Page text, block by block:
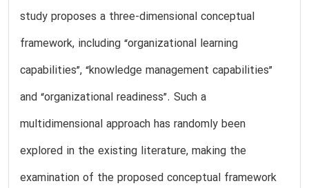
study proposes a three-dimensional conceptual
framework, including “organizational learning
capabilities”, “knowledge management capabilities”
and “organizational readiness”. Such a
multidimensional approach has randomly been
explored in the existing literature, making the
examination of the proposed conceptual framework